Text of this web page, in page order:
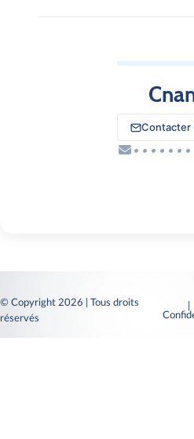
Contacter
© Copyright 2026 | Tous droits
réservés